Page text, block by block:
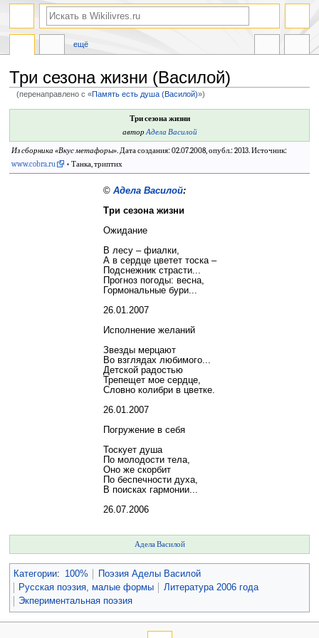
Три сезона жизни (Василой)
(перенаправлено с «Память есть душа (Василой)»)
навигации
поиску
Три сезона жизни
авторАдела Василой
Из сборника «Вкус метафоры». Дата создания: 02.07.2008, опубл.: 2013. Источник:
www.cobra.ru
• Танка, триптих
© Адела Василой:
Три сезона жизни
Ожидание
В лесу – фиалки,
А в сердце цветет тоска –
Подснежник страсти...
Прогноз погоды: весна,
Гормональные бури...
26.01.2007
Исполнение желаний
Звезды мерцают
Во взглядах любимого...
Детской радостью
Трепещет мое сердце,
Словно колибри в цветке.
26.01.2007
Погружение в себя
Тоскует душа
По молодости тела,
Оно же скорбит
По беспечности духа,
В поисках гармонии...
26.07.2006
Адела Василой
Категории: 100%
Поэзия Аделы Василой
Русская поэзия, малые формы
Литература 2006 года
Экпериментальная поэзия
ещё